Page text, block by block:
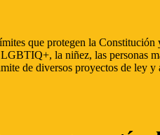
que protegen la
la niñez, las personas
de diversos proyectos de ley